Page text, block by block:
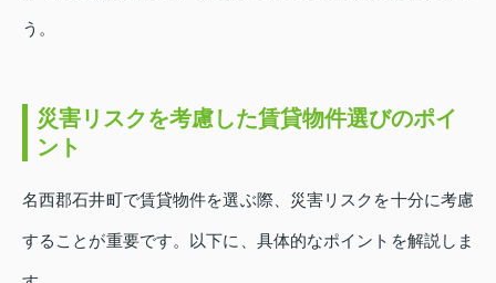
う。
災害リスクを考慮した賃貸物件選びのポイ
ント
名西郡石井町で賃貸物件を選ぶ際、災害リスクを十分に考慮
することが重要です。以下に、具体的なポイントを解説しま